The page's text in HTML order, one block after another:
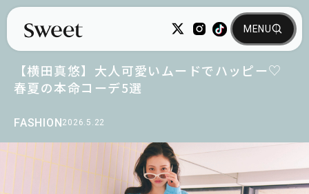
FASHION2026.5.22
【横田真悠】大人可愛いムードでハッピー♡
春夏の本命コーデ5選